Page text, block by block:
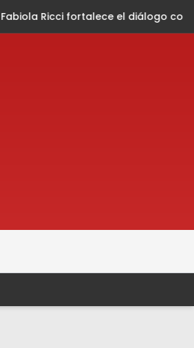
el diálogo con habitantes de la